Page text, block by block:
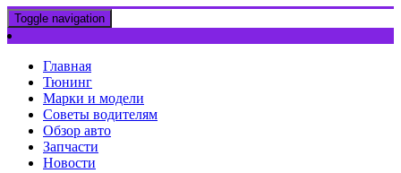
Toggle navigation
Главная
Тюнинг
Марки и модели
Советы водителям
Обзор авто
Запчасти
Новости